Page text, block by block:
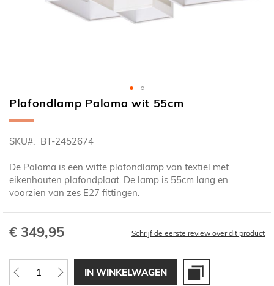
Ga
naar
begin
de
afbeeldingen-
gallerij
Plafondlamp Paloma wit 55cm
SKU BT-2452674
De Paloma is een witte plafondlamp van textiel met
eikenhouten plafondplaat. De lamp is 55cm lang en
voorzien van zes E27 fittingen.
€ 349,95 Schrijf de eerste review over dit product
IN WINKELWAGEN